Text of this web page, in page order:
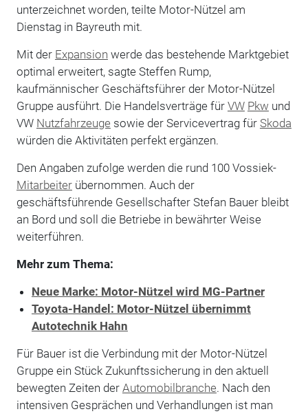
unterzeichnet worden, teilte Motor-Nützel am
Dienstag in Bayreuth mit.
Mit der Expansion werde das bestehende Marktgebiet
optimal erweitert, sagte Steffen Rump,
kaufmännischer Geschäftsführer der Motor-Nützel
Gruppe ausführt. Die Handelsverträge für VW Pkw und
VW Nutzfahrzeuge sowie der Servicevertrag für Skoda
würden die Aktivitäten perfekt ergänzen.
Den Angaben zufolge werden die rund 100 Vossiek-
Mitarbeiterübernommen. Auch der
geschäftsführende Gesellschafter Stefan Bauer bleibt
an Bord und soll die Betriebe in bewährter Weise
weiterführen.
Mehr zum Thema:
Neue Marke: Motor-Nützel wird MG-Partner
Toyota-Handel: Motor-Nützel übernimmt
Autotechnik Hahn
Für Bauer ist die Verbindung mit der Motor-Nützel
Gruppe ein Stück Zukunftssicherung in den aktuell
bewegten Zeiten der Automobilbranche. Nach den
intensiven Gesprächen und Verhandlungen ist man